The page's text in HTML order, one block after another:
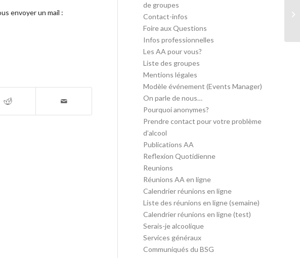
envoyer un mail :
de groupes
Contact-infos
Foire aux Questions
Infos professionnelles
Les AA pour vous?
Liste des groupes
Mentions légales
Modèle événement (Events Manager)
On parle de nous…
Pourquoi anonymes?
Prendre contact pour votre problème
d’alcool
Publications AA
Reflexion Quotidienne
Reunions
Réunions AA en ligne
Calendrier réunions en ligne
Liste des réunions en ligne (semaine)
Calendrier réunions en ligne (test)
Serais-je alcoolique
Services généraux
Communiqués du BSG